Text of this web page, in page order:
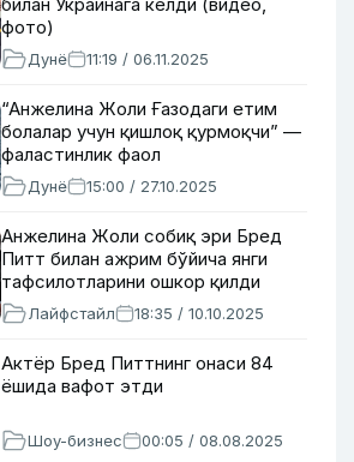
фото)
Дунё 11:19 / 06.11.2025
“Анжелина Жоли Ғазодаги етим
болалар учун қишлоқ қурмоқчи” —
фаластинлик фаол
Дунё 15:00 / 27.10.2025
Анжелина Жоли собиқ эри Бред
Питт билан ажрим бўйича янги
тафсилотларини ошкор қилди
Лайфстайл 18:35 / 10.10.2025
Актёр Бред Питтнинг онаси 84
ёшида вафот этди
Шоу-бизнес 00:05 / 08.08.2025